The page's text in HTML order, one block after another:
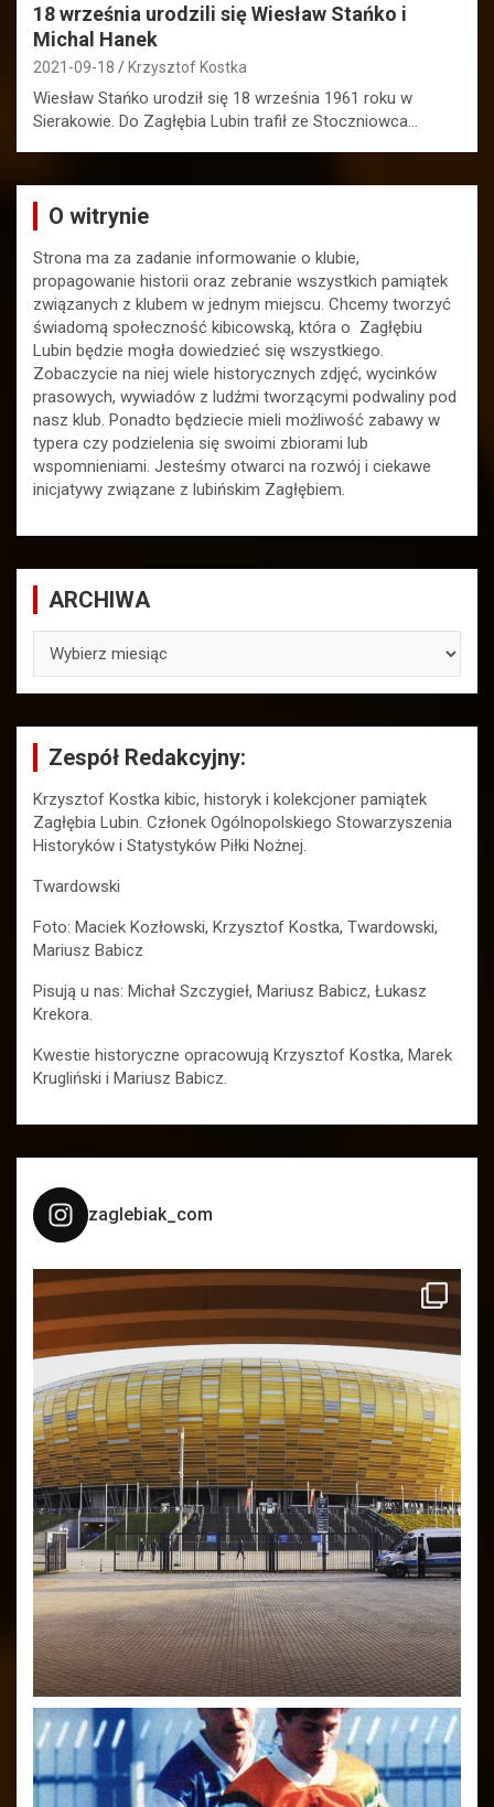
18 września urodzili się Wiesław Stańko i
Michal Hanek
2021-09-18 Krzysztof Kostka
Wiesław Stańko urodził się 18 września 1961 roku w
Sierakowie. Do Zagłębia Lubin trafił ze Stoczniowca…
O witrynie
Strona ma za zadanie informowanie o klubie,
propagowanie historii oraz zebranie wszystkich pamiątek
związanych z klubem w jednym miejscu. Chcemy tworzyć
świadomą społeczność kibicowską, która o Zagłębiu
Lubin będzie mogła dowiedzieć się wszystkiego.
Zobaczycie na niej wiele historycznych zdjęć, wycinków
prasowych, wywiadów z ludźmi tworzącymi podwaliny pod
nasz klub. Ponadto będziecie mieli możliwość zabawy w
typera czy podzielenia się swoimi zbiorami lub
wspomnieniami. Jesteśmy otwarci na rozwój i ciekawe
inicjatywy związane z lubińskim Zagłębiem.
ARCHIWA
Zespół Redakcyjny:
Krzysztof Kostka kibic, historyk i kolekcjoner pamiątek
Zagłębia Lubin. Członek Ogólnopolskiego Stowarzyszenia
Historyków i Statystyków Piłki Nożnej.
Twardowski
Foto: Maciek Kozłowski, Krzysztof Kostka, Twardowski,
Mariusz Babicz
Pisują u nas: Michał Szczygieł, Mariusz Babicz, Łukasz
Krekora.
Kwestie historyczne opracowują Krzysztof Kostka, Marek
Krugliński i Mariusz Babicz.
zaglebiak_com